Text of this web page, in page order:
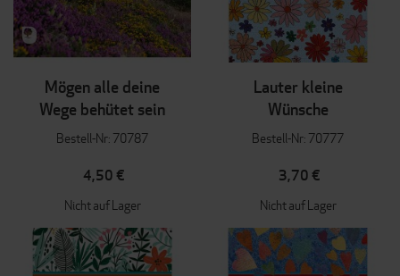
Mögen alle deine
Wege behütet sein
Bestell-Nr: 70787
4,50 €
Nicht auf Lager
Lauter kleine
Wünsche
Bestell-Nr: 70777
3,70 €
Nicht auf Lager